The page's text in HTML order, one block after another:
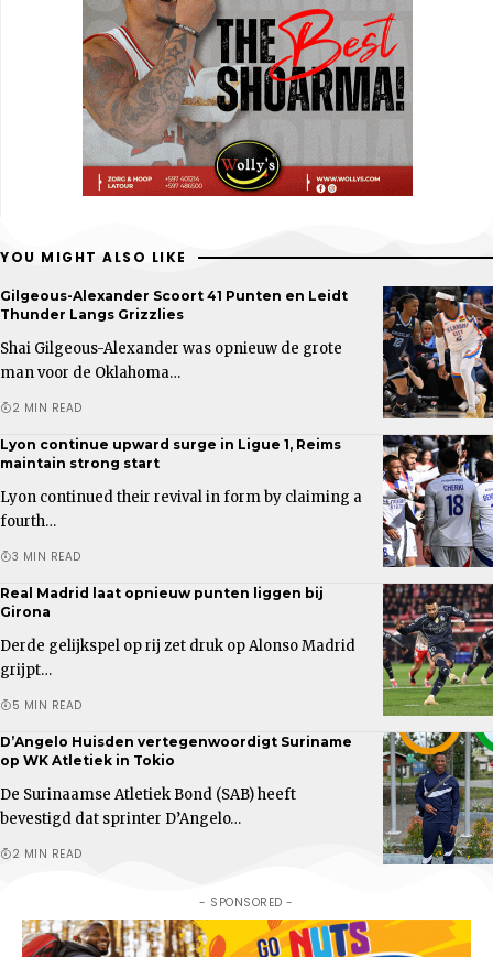
YOU MIGHT ALSO LIKE
Gilgeous-Alexander Scoort 41 Punten en Leidt
Thunder Langs Grizzlies
Shai Gilgeous-Alexander was opnieuw de grote
man voor de Oklahoma…
2 MIN READ
Lyon continue upward surge in Ligue 1, Reims
maintain strong start
Lyon continued their revival in form by claiming a
fourth…
3 MIN READ
Real Madrid laat opnieuw punten liggen bij
Girona
Derde gelijkspel op rij zet druk op Alonso Madrid
grijpt…
5 MIN READ
D’Angelo Huisden vertegenwoordigt Suriname
op WK Atletiek in Tokio
De Surinaamse Atletiek Bond (SAB) heeft
bevestigd dat sprinter D’Angelo…
2 MIN READ
- SPONSORED -